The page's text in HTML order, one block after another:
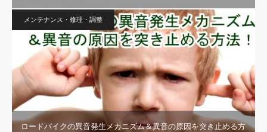
メンテナンス・修理・調整
ロードバイクの異音発生メカニズム＆異音の原因を突き止める方